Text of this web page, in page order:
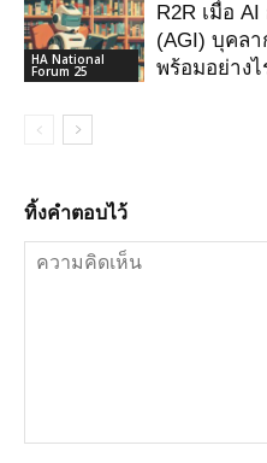
HA National
Forum 25
R2R เมื่อ
(AGI) บุคล
พร้อมอย่างไ
ทิ้งคำตอบไว้